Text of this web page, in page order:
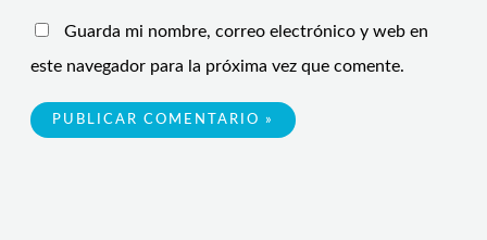
Guarda mi nombre, correo electrónico y web en
este navegador para la próxima vez que comente.